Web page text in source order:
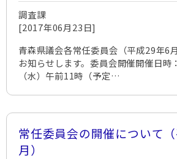
調査課
[2017年06月23日]
青森県議会各常任委員会（平成29年6
お知らせします。委員会開催開催日時
（水）午前11時（予定…
常任委員会の開催について
月）